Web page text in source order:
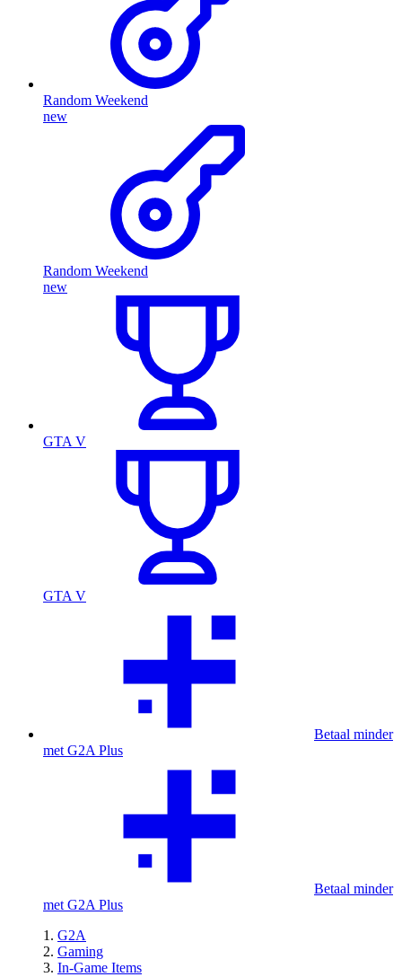
Random Weekend
new
Random Weekend
new
GTA V
GTA V
Betaal minder
met G2A Plus
Betaal minder
met G2A Plus
G2A
Gaming
In-Game Items